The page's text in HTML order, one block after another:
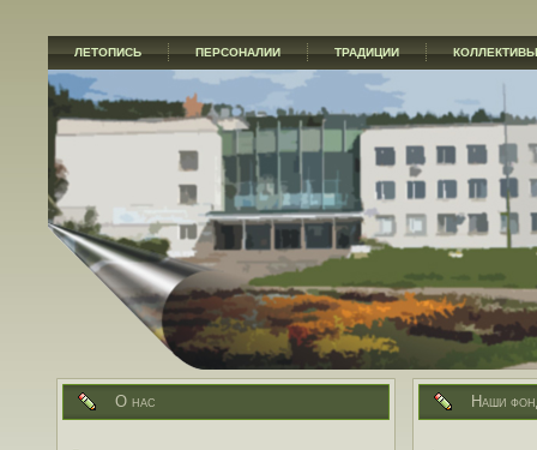
ЛЕТОПИСЬ ПЕРСОНАЛИИ ТРАДИЦИИ КОЛЛЕКТИВЫ
О нас Наши